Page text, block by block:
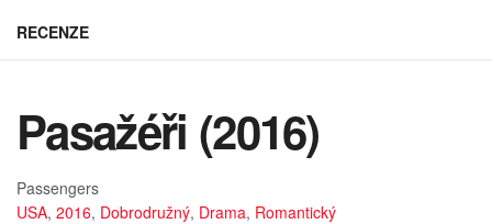
RECENZE
Pasažéři (2016)
Passengers
USA, 2016, Dobrodružný, Drama, Romantický